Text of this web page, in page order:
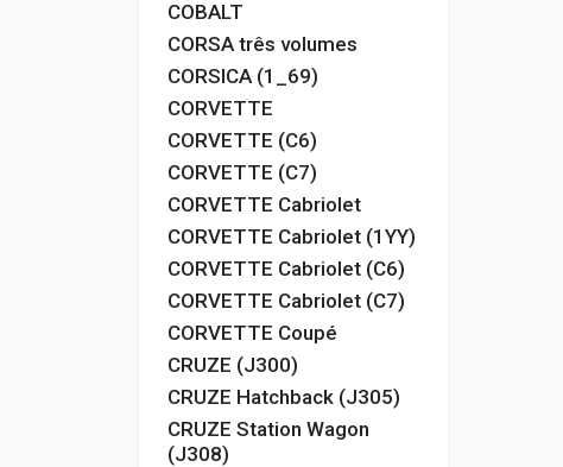
COBALT
CORSA três volumes
CORSICA (1_69)
CORVETTE
CORVETTE (C6)
CORVETTE (C7)
CORVETTE Cabriolet
CORVETTE Cabriolet (1YY)
CORVETTE Cabriolet (C6)
CORVETTE Cabriolet (C7)
CORVETTE Coupé
CRUZE (J300)
CRUZE Hatchback (J305)
CRUZE Station Wagon
(J308)